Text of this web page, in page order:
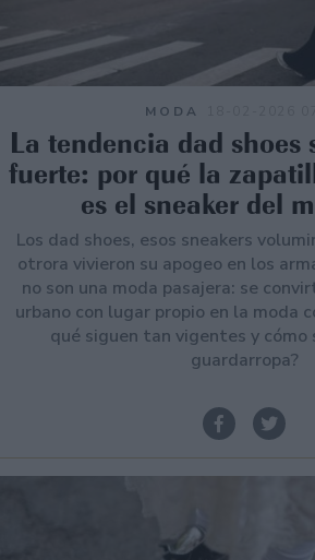
MODA
La tendencia dad shoes
fuerte: por qué la
es el sneaker del
Los dad shoes, esos sneakers
otrora vivieron su apogeo en los
no son una moda pasajera: se
urbano con lugar propio en la moda
qué siguen tan vigentes y cómo
guardarropa?